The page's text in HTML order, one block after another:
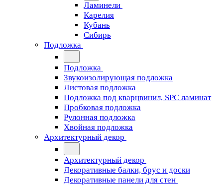
Ламинели
Карелия
Кубань
Сибирь
Подложка
Подложка
Звукоизолирующая подложка
Листовая подложка
Подложка под кварцвинил, SPC ламинат
Пробковая подложка
Рулонная подложка
Хвойная подложка
Архитектурный декор
Архитектурный декор
Декоративные балки, брус и доски
Декоративные панели для стен